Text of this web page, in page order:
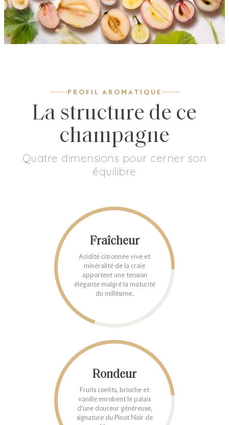
PROFIL AROMATIQUE
La structure de ce
champagne
Quatre dimensions pour cerner son
équilibre
Fraîcheur
Acidité citronnée vive et
minéralité de la craie
apportent une tension
élégante malgré la maturité
du millésime.
Rondeur
Fruits confits, brioche et
vanille enrobent le palais
d'une douceur généreuse,
signature du Pinot Noir de